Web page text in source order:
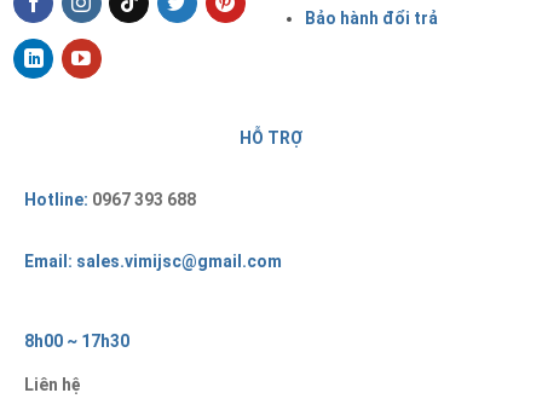
Bảo hành đổi trả
HỖ TRỢ
Hotline: 0967 393 688
Email: sales.vimijsc@gmail.com
8h00 ~ 17h30
Liên hệ